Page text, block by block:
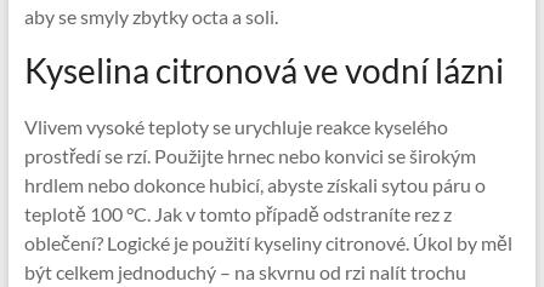
aby se smyly zbytky octa a soli.
Kyselina citronová ve vodní lázni
Vlivem vysoké teploty se urychluje reakce kyselého
prostředí se rzí. Použijte hrnec nebo konvici se širokým
hrdlem nebo dokonce hubicí, abyste získali sytou páru o
teplotě 100 °C. Jak v tomto případě odstraníte rez z
oblečení? Logické je použití kyseliny citronové. Úkol by měl
být celkem jednoduchý – na skvrnu od rzi nalít trochu